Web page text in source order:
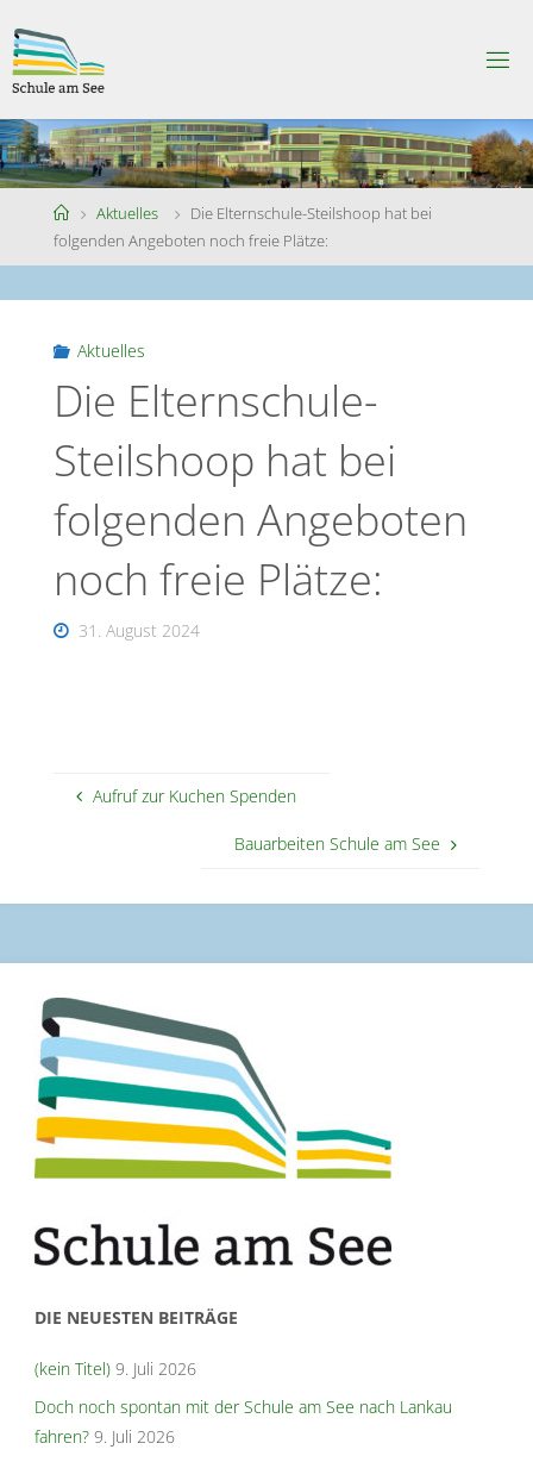
to
content
CHU
LEA
MS
EE
HomeAktuelles
Die Elternschule-Steilshoop hat bei
folgenden Angeboten noch freie Plätze:
Aktuelles
Die Elternschule-
Steilshoop hat bei
folgenden Angeboten
noch freie Plätze:
31. August 2024
Aufruf zur Kuchen Spenden
Bauarbeiten Schule am See
DIE NEUESTEN BEITRÄGE
(kein Titel) 9. Juli 2026
Doch noch spontan mit der Schule am See nach Lankau
fahren? 9. Juli 2026